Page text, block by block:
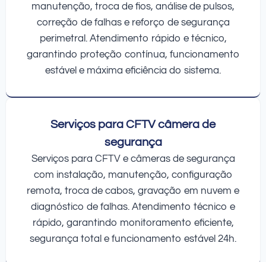
manutenção, troca de fios, análise de pulsos,
correção de falhas e reforço de segurança
perimetral. Atendimento rápido e técnico,
garantindo proteção contínua, funcionamento
estável e máxima eficiência do sistema.
Serviços para CFTV câmera de
segurança
Serviços para CFTV e câmeras de segurança
com instalação, manutenção, configuração
remota, troca de cabos, gravação em nuvem e
diagnóstico de falhas. Atendimento técnico e
rápido, garantindo monitoramento eficiente,
segurança total e funcionamento estável 24h.